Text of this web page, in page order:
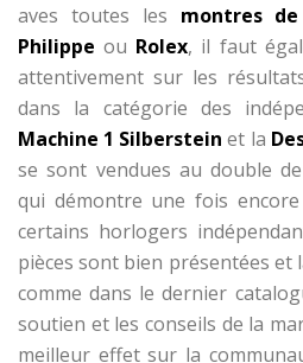
aves toutes les montres
Philippe ou Rolex, il faut
attentivement sur les
dans la catégorie des
Machine 1 Silberstein et la
se sont vendues au double
qui démontre une fois
certains horlogers
pièces sont bien présentées et
comme dans le dernier
soutien et les conseils de la
meilleur effet sur la